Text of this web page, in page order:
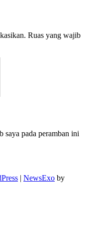
Ruas yang wajib
saya pada peramban ini
| NewsExo by